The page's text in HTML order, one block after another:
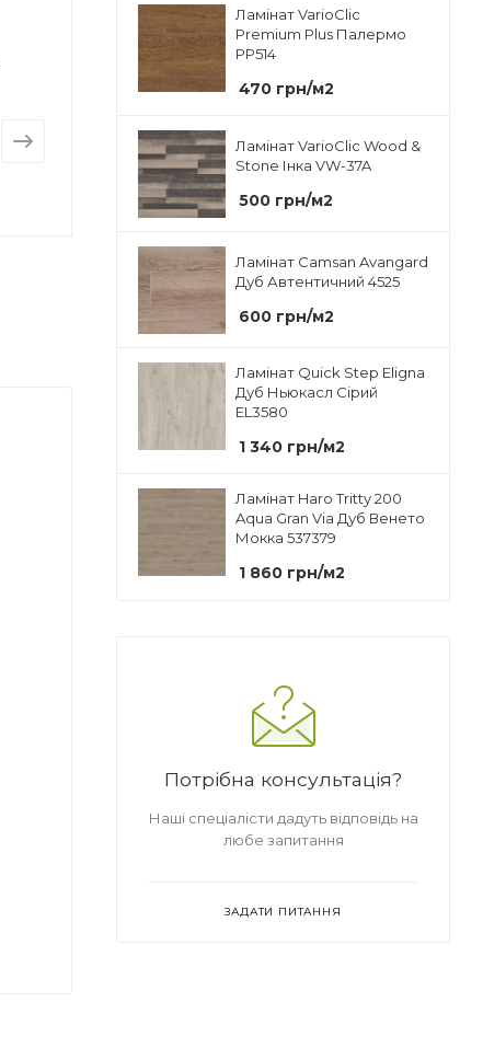
багатошаровий паркет
Stauf XP-10
Достатньо
Арт.: Stauf XP-10 (133040)
2 003.11 грн
від
2 166.20 грн
Площа в
Ламінат VarioClic
Premium Plus Палермо
PP514
470 грн/м2
Ламінат VarioClic Wood &
Stone Інка VW-37A
500 грн/м2
Ламінат Camsan Avangard
Дуб Автентичний 4525
600 грн/м2
Ламінат Quick Step Eligna
Дуб Ньюкасл Сірий
EL3580
1 340 грн/м2
Ламінат Haro Tritty 200
Aqua Gran Via Дуб Венето
Мокка 537379
1 860 грн/м2
Потрібна консультація?
Наші спеціалісти дадуть відповідь на
любе запитання
ЗАДАТИ ПИТАННЯ